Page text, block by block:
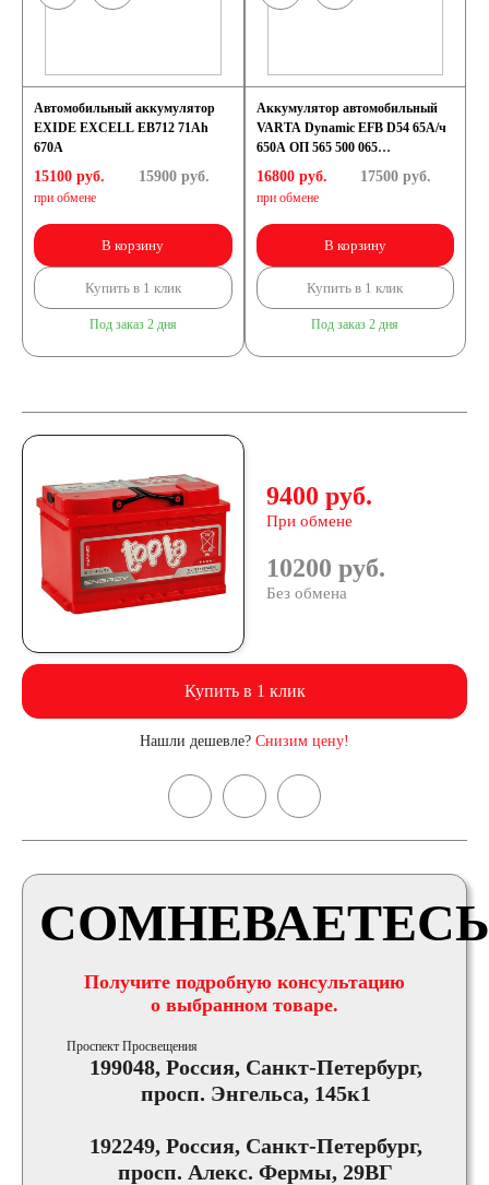
Автомобильный аккумулятор
EXIDE EXCELL EB712 71Ah
670A
15100 руб.
при обмене
15900руб.
В корзину
Купить в 1 клик
Под заказ 2 дня
Аккумулятор автомобильный
VARTA Dynamic EFB D54 65А/ч
650А ОП 565 500 065
(278х175х175) LB3
16800 руб.
при обмене
17500 руб.
В корзину
Купить в 1 клик
Под заказ 2 дня
9400 руб.
При обмене
10200 руб.
Без обмена
Купить в 1 клик
Нашли дешевле? Снизим цену!
Получите подробную консультацию
о выбранном товаре.
Проспект Просвещения
199048, Россия, Санкт-Петербург,
просп. Энгельса, 145к1
192249, Россия, Санкт-Петербург,
просп. Алекс. Фермы, 29ВГ